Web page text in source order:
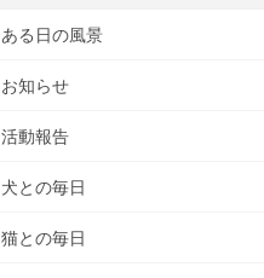
ある日の風景
お知らせ
活動報告
犬との毎日
猫との毎日